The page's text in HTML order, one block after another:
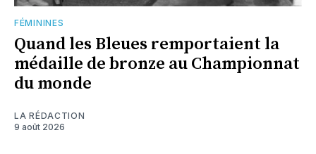
FÉMININES
Quand les Bleues remportaient la
médaille de bronze au Championnat
du monde
LA RÉDACTION
9 août 2026